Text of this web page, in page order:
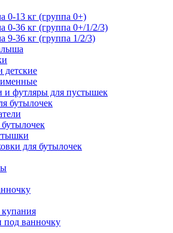
0-13 кг (группа 0+)
0-36 кг (группа 0+/1/2/3)
9-36 кг (группа 1/2/3)
детские
и футляры для пустышек
бутылочек
для бутылочек
под ванночку